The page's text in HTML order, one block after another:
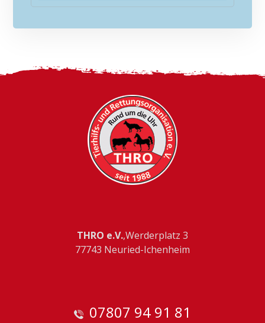
THRO e.V.,Werderplatz 3
77743 Neuried-Ichenheim
07807 94 91 81